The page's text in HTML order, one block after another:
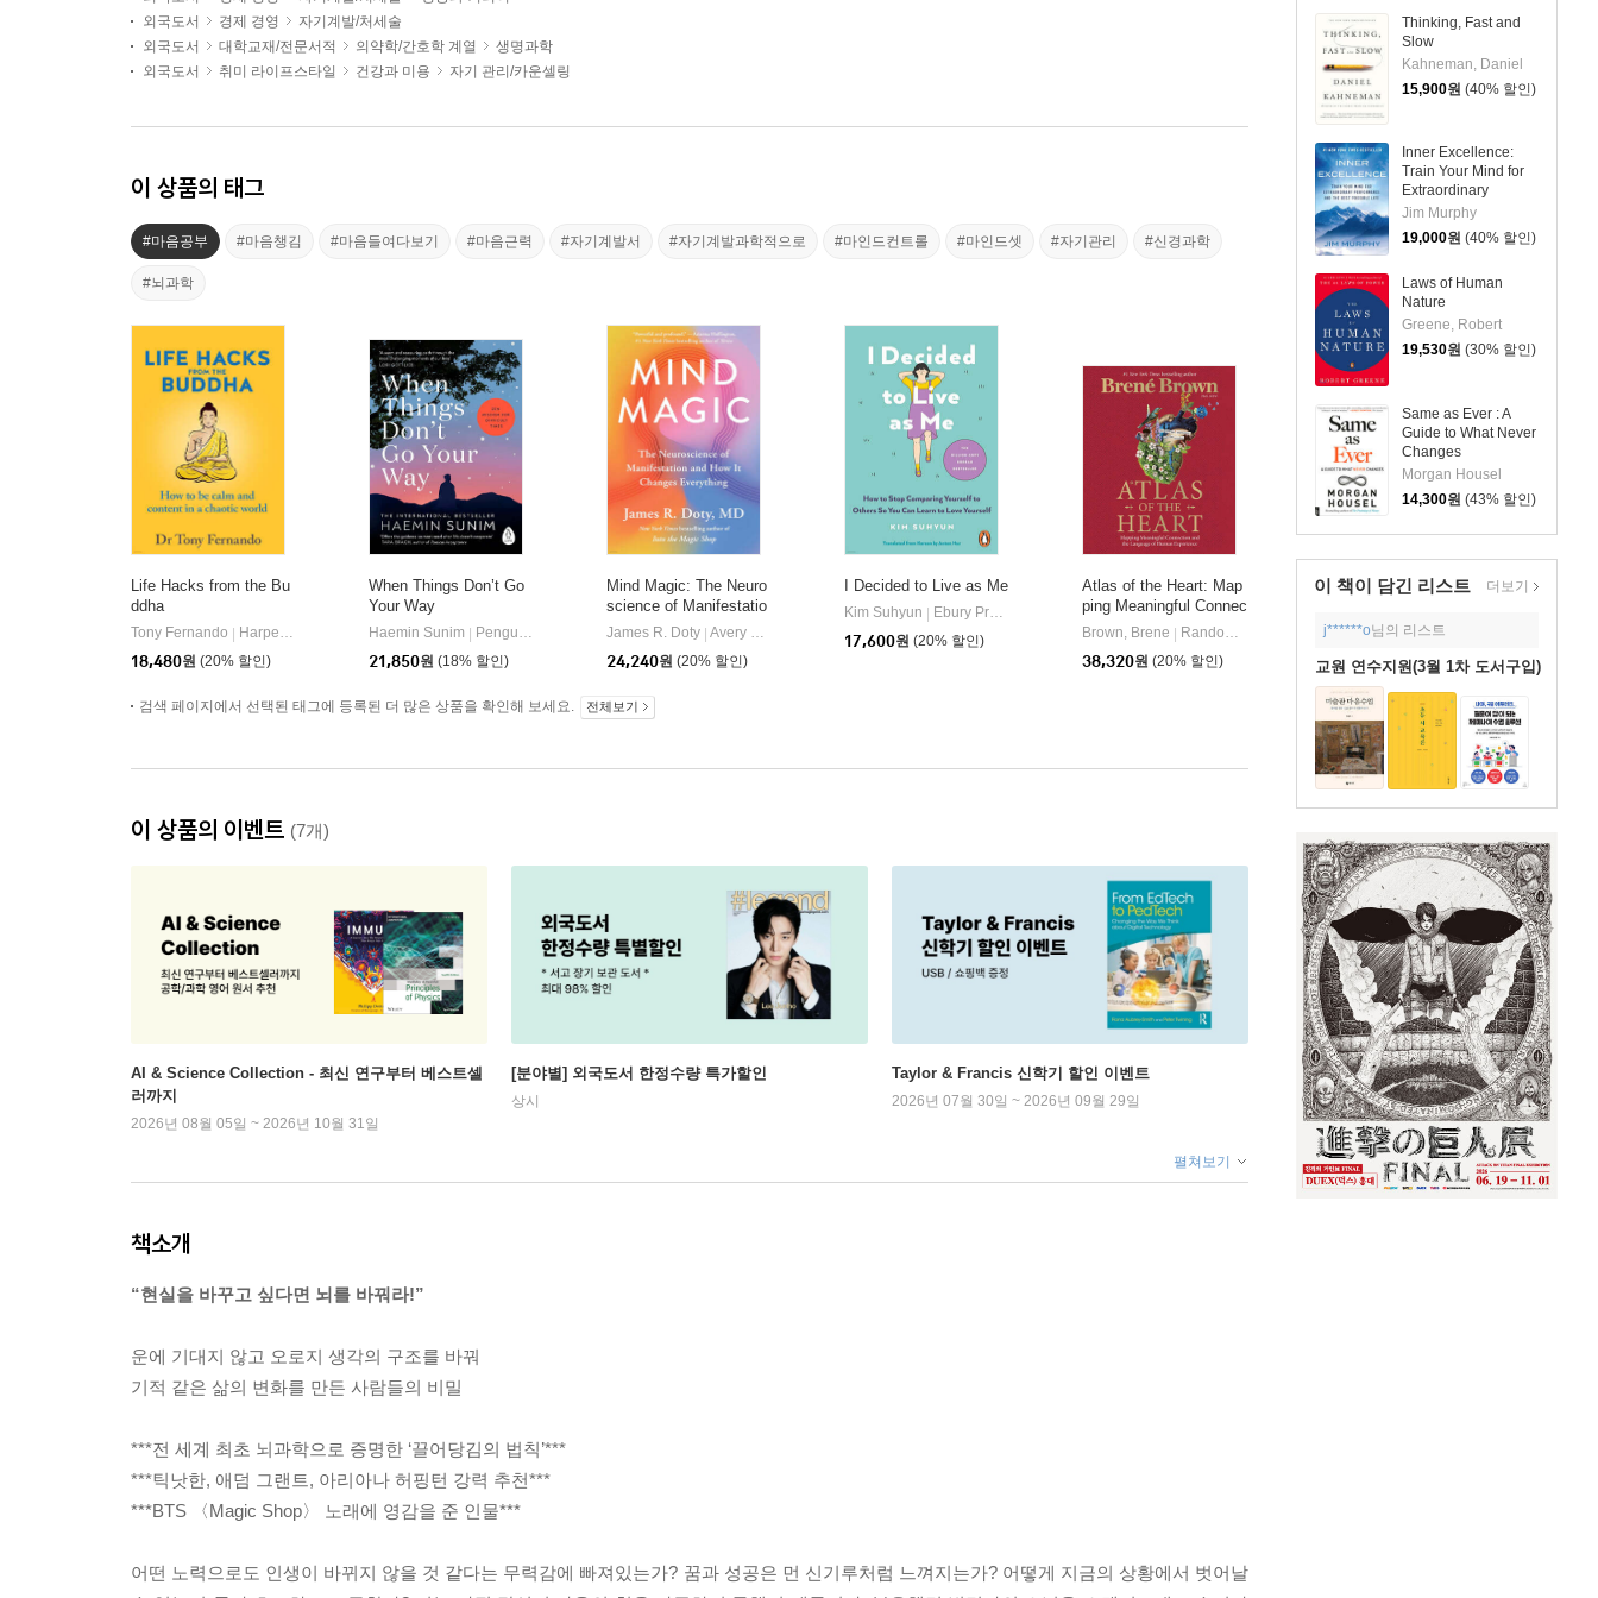
Thinking, Fast and
Slow
Kahneman, Daniel
15,900원 (40% 할인)
Inner Excellence:
Train Your Mind for
Extraordinary
Performance and the
Best Possible Life
Jim Murphy
19,000원 (40% 할인)
Laws of Human
Nature
Greene, Robert
19,530원 (30% 할인)
Same as Ever : A
Guide to What Never
Changes
Morgan Housel
14,300원 (43% 할인)
이 책이 담긴 리스트 더보기
j******o님의 리스트
교원 연수지원(3월 1차 도서구입)
외국도서
경제 경영
자기계발/처세술
외국도서
대학교재/전문서적 의약학/간호학 계열
생명과학
외국도서
취미 라이프스타일 건강과 미용 자기 관리/카운셀링
이 상품의 태그
#마음공부 #마음챙김 #마음들여다보기 #마음근력 #자기계발서 #자기계발과학적으로 #마인드컨트롤 #마인드셋 #자기관리 #신경과학
#뇌과학
Life Hacks from the Bu
ddha
Tony Fernando
HarperCollins
18,480원 (20% 할인)
When Things Don’t Go
Your Way
Haemin Sunim
Penguin Books
21,850원 (18% 할인)
Mind Magic: The Neuro
science of Manifestatio
n and How It Changes
James R. Doty Avery Publishing Group
24,240원 (20% 할인)
I Decided to Live as Me
Kim Suhyun
Ebury Press
17,600원 (20% 할인)
Atlas of the Heart: Map
ping Meaningful Connec
tion and the Language o
f Human Experience
Brown, Brene
Random House
38,320원 (20% 할인)
검색 페이지에서 선택된 태그에 등록된 더 많은 상품을 확인해 보세요. 전체보기
이 상품의 이벤트 (7개)
AI & Science Collection - 최신 연구부터 베스트셀
러까지
2026년 08월 05일 ~ 2026년 10월 31일
[분야별] 외국도서 한정수량 특가할인
상시
Taylor & Francis 신학기 할인 이벤트
2026년 07월 30일 ~ 2026년 09월 29일
펼쳐보기
책소개
“현실을 바꾸고 싶다면 뇌를 바꿔라!”
운에 기대지 않고 오로지 생각의 구조를 바꿔
기적 같은 삶의 변화를 만든 사람들의 비밀
***전 세계 최초 뇌과학으로 증명한 ‘끌어당김의 법칙’***
***틱낫한, 애덤 그랜트, 아리아나 허핑턴 강력 추천***
***BTS 〈Magic Shop〉 노래에 영감을 준 인물***
어떤 노력으로도 인생이 바뀌지 않을 것 같다는 무력감에 빠져있는가? 꿈과 성공은 먼 신기루처럼 느껴지는가? 어떻게 지금의 상황에서 벗어날